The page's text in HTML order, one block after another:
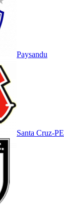
Paysandu
Santa Cruz-PE